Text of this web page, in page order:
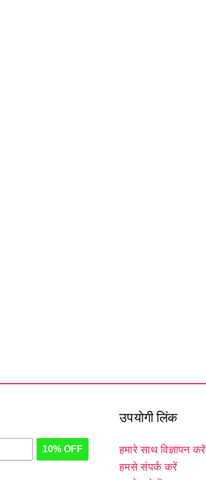
10% OFF
उपयोगी लिंक
हमारे साथ विज्ञापन करें
हमसे संपर्क करें